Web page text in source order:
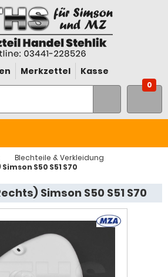
Merkzettel Kasse
0
Blechteile & Verkleidung
S50 S51 S70
Simson S50 S51 S70